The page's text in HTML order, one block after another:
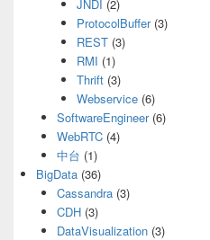
JNDI (2)
ProtocolBuffer(3)
REST (3)
RMI (1)
Thrift (3)
Webservice (6)
SoftwareEngineer(6)
WebRTC(4)
中台 (1)
BigData (36)
Cassandra(3)
CDH(3)
DataVisualization(3)